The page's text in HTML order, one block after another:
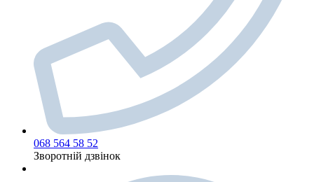
068 564 58 52
Зворотній дзвінок